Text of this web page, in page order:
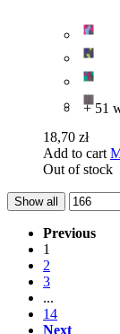
+ 51
18,70 zł
Add to cart
Out of stock
Show all
Previous
1
2
3
...
14
Next